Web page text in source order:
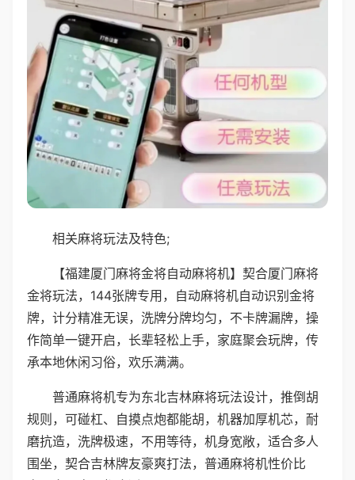
相关麻将玩法及特色;
【福建厦门麻将金将自动麻将机】契合厦门麻将
金将玩法，144张牌专用，自动麻将机自动识别金将
牌，计分精准无误，洗牌分牌均匀，不卡牌漏牌，操
作简单一键开启，长辈轻松上手，家庭聚会玩牌，传
承本地休闲习俗，欢乐满满。
普通麻将机专为东北吉林麻将玩法设计，推倒胡
规则，可碰杠、自摸点炮都能胡，机器加厚机芯，耐
磨抗造，洗牌极速，不用等待，机身宽敞，适合多人
围坐，契合吉林牌友豪爽打法，普通麻将机性价比